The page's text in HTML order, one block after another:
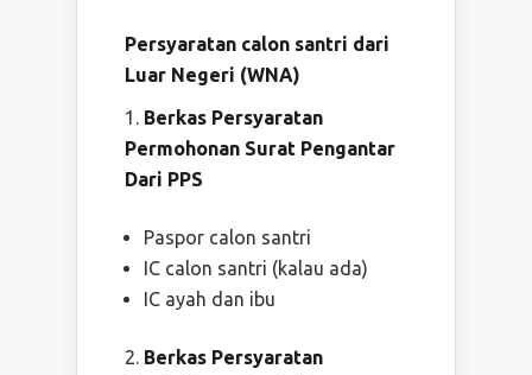
Persyaratan calon santri dari
Luar Negeri (WNA)
Berkas Persyaratan
Permohonan Surat Pengantar
Dari PPS
Paspor calon santri
IC calon santri (kalau ada)
IC ayah dan ibu
Berkas Persyaratan